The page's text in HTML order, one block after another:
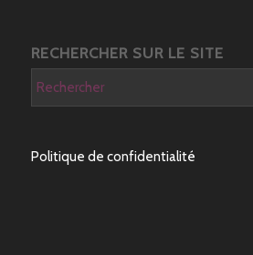
RECHERCHER SUR LE SITE
Politique de confidentialité